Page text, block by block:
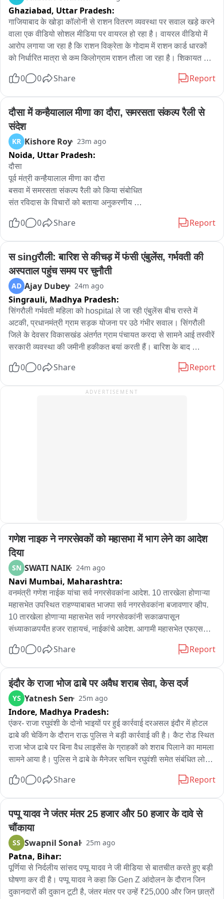
Ghaziabad, Uttar Pradesh:
गाजियाबाद के खोड़ा कॉलोनी से राशन वितरण व्यवस्था पर सवाल खड़े करने
वाला एक वीडियो सोशल मीडिया पर वायरल हो रहा है। वायरल वीडियो में
आरोप लगाया जा रहा है कि राशन विक्रेता के गोदाम में राशन कार्ड धारकों
को निर्धारित मात्रा से कम किलोग्राम राशन तौला जा रहा है। शिकायत
आरोप लगाए जा रहे हैं। वहीं वीडियो में छोटे बच्चों से राशन के गोदाम/दफ्तर में
0 0 Share Report
दौसा में कन्हैयालाल मीणा का दौरा, समरसता संकल्प रैली से
संदेश
KR Kishore Roy 23m ago
Noida, Uttar Pradesh:
दौसा
पूर्व मंत्री कन्हैयालाल मीणा का दौरा
बसवा में समरसता संकल्प रैली को किया संबोधित
संत रविदास के विचारों को बताया अनुकरणीय
संत रविदास की जन्मस्थली का ले जा रहे पवित्र कलश
आईपीएस के सी मीणा समेत कई नेता रहे मौजूद
0 0 Share Report
स singरौली: बारिश से कीचड़ में फंसी एंबुलेंस, गर्भवती की
अस्पताल पहुंच समय पर चुनौती
AD Ajay Dubey 24m ago
Singrauli, Madhya Pradesh:
सिंगरौली गर्भवती महिला को hospital ले जा रही एंबुलेंस बीच रास्ते में
अटकी, प्रधानमंत्री ग्राम सड़क योजना पर उठे गंभीर सवाल। सिंगरौली
जिले के देवसर विकासखंड अंतर्गत ग्राम पंचायत करदा से सामने आई तस्वीरें
सरकारी व्यवस्था की जमीनी हकीकत बयां करती हैं। बारिश के बाद
चलते प्रसव के लिए अस्पताल जा रही एंबुलेंस बीच रास्ते में ही फंस गई।
समय पर अस्पताल पहुंचाना चाहिए, अगर सड़क के कीचड़ में फंस जाए तो
0 0 Share Report
ADVERTISEMENT
गणेश नाइक ने नगरसेवकों को महासभा में भाग लेने का आदेश
दिया
SN SWATI NAIK 24m ago
Navi Mumbai, Maharashtra:
वनमंत्री गणेश नाईक यांचा सर्व नगरसेवकांना आदेश. 10 तारखेला होणाऱ्या
महासभेत उपस्थित राहण्याबाबत भाजपा सर्व नगरसेवकांना बजावणार व्हीप.
10 तारखेला होणाऱ्या महासभेत सर्व नगरसेवकांनी सकाळपासून
संध्याकाळपर्यंत हजर राहायचं, नाईकांचे आदेश. आगामी महासभेत एफएसआय
इमारत कॉलनी मधली तिथे क्लस्टर आणतायत मिसळपाव करण्याचा प्रयत्न
शहराच्या प्रत्येक विभागाचा इम्पॅक्ट असिस्टमेंट करणे आणि क्लस्टर योजने
बाबत पुनर्वीचार करण्याबाबतचा प्रस्ताव. या नालायक लोकांनी अशी रचना
केलेय की 4 एफएसआय मध्ये सर्व भागत असताना 3 एफएसआय बिल्डरच्या
घश्यात घालण्याचा घाट. गणेश नाईकांची नगरविकास विभागातील धोरणांवर
जहरी टीका.
0 0 Share Report
इंदौर के राजा भोज ढाबे पर अवैध शराब सेवा, केस दर्ज
YS Yatnesh Sen 25m ago
Indore, Madhya Pradesh:
एंकर- राजा रघुवंशी के दोनो भाइयों पर हुई कार्रवाई दरअसल इंदौर में होटल
ढाबे की चेकिंग के दौरान राऊ पुलिस ने बड़ी कार्रवाई की है। कैट रोड स्थित
राजा भोज ढाबे पर बिना वैध लाइसेंस के ग्राहकों को शराब पिलाने का मामला
सामने आया है। पुलिस ने ढाबे के मैनेजर सचिन रघुवंशी समेत संबंधित लोगों
कर्मचारियों की जानकारी थाने में जमा नहीं कराने और धारा 223 बीएनएस के
वीओ- इंदौर पुलिस द्वारा होटल, ढाबे और लॉज की लगातार चेकिंग की जा रही
है। इसी दौरान राऊ थाना पुलिस की टीम कैट रोड स्थित राजा भोज ढाबे पर
पहुंची। जांच के दौरान ढाबे पर ग्राहकों को बिना वैध लाइसेंस के शराब
परोसी जाती मिली।
मामले में पुलिस ने ढाबे के मैनेजर सचिन रघुवंशी सहित संबंधित आरोपियों के
0 0 Share Report
पप्पू यादव ने जंतर मंतर 25 हजार और 50 हजार के दावे से
चौंकाया
SS Swapnil Sonal 25m ago
Patna, Bihar:
पूर्णिया से निर्दलीय सांसद पप्पू यादव ने जी मीडिया से बातचीत करते हुए बड़ी
घोषणा कर दी है। पप्पू यादव ने कहा कि Gen Z आंदोलन के दौरान जिन
दुकानदारों की दुकान टूटी है, जंतर मंतर पर उन्हें ₹25,000 और जिन छात्रों